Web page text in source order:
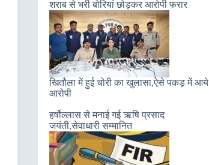
शराब से भरी बोरियां छोड़कर आरोपी फरार
खितौला में हुई चोरी का खुलासा,ऐसे पकड़ में आये
आरोपी
हर्षोल्लास से मनाई गई ऋषि प्रसाद
जयंती,सेवाधारी सम्मानित